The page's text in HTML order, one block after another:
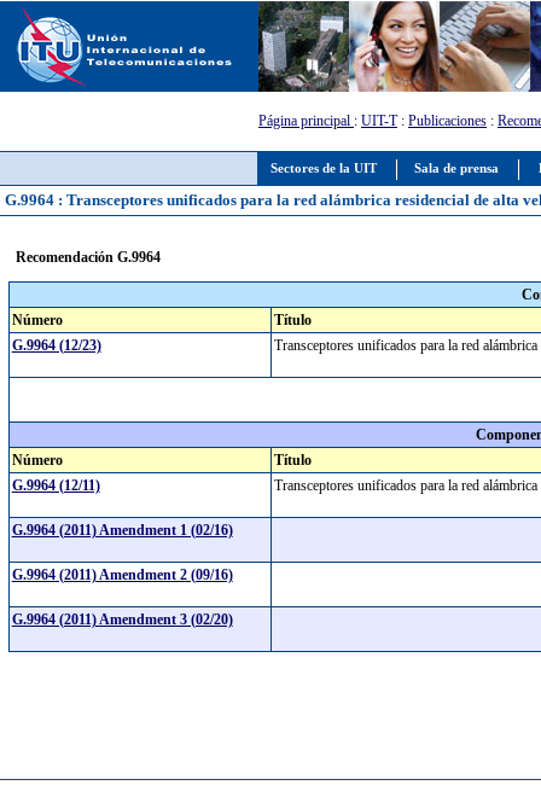
Sectores de la UIT Sala de prensa
Página principal : UIT-T: Publicaciones :
G.9964 : Transceptores unificados para la red alámbrica residencial de alta
Recomendación G.9964
Número
Título
G.9964 (12/23)
Transceptores unificados para la red
Número
Título
G.9964 (12/11)
Transceptores unificados para la red
G.9964 (2011) Amendment 1 (02/16)
G.9964 (2011) Amendment 2 (09/16)
G.9964 (2011) Amendment 3 (02/20)